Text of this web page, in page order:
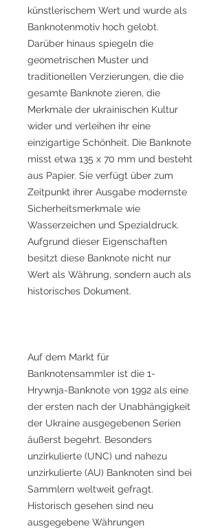
künstlerischem Wert und wurde als
Banknotenmotiv hoch gelobt.
Darüber hinaus spiegeln die
geometrischen Muster und
traditionellen Verzierungen, die die
gesamte Banknote zieren, die
Merkmale der ukrainischen Kultur
wider und verleihen ihr eine
einzigartige Schönheit. Die Banknote
misst etwa 135 x 70 mm und besteht
aus Papier. Sie verfügt über zum
Zeitpunkt ihrer Ausgabe modernste
Sicherheitsmerkmale wie
Wasserzeichen und Spezialdruck.
Aufgrund dieser Eigenschaften
besitzt diese Banknote nicht nur
Wert als Währung, sondern auch als
historisches Dokument.
Auf dem Markt für
Banknotensammler ist die 1-
Hrywnja-Banknote von 1992 als eine
der ersten nach der Unabhängigkeit
der Ukraine ausgegebenen Serien
äußerst begehrt. Besonders
unzirkulierte (UNC) und nahezu
unzirkulierte (AU) Banknoten sind bei
Sammlern weltweit gefragt.
Historisch gesehen sind neu
ausgegebene Währungen